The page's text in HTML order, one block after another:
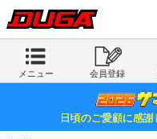
メニュー 会員登録
日頃のご愛顧に感